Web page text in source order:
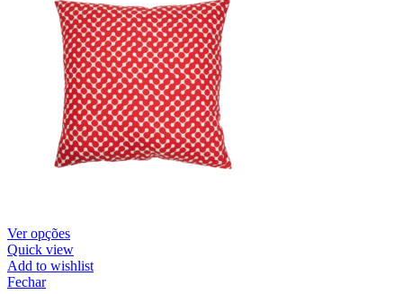
Ver opções
Quick view
Add to wishlist
Fechar